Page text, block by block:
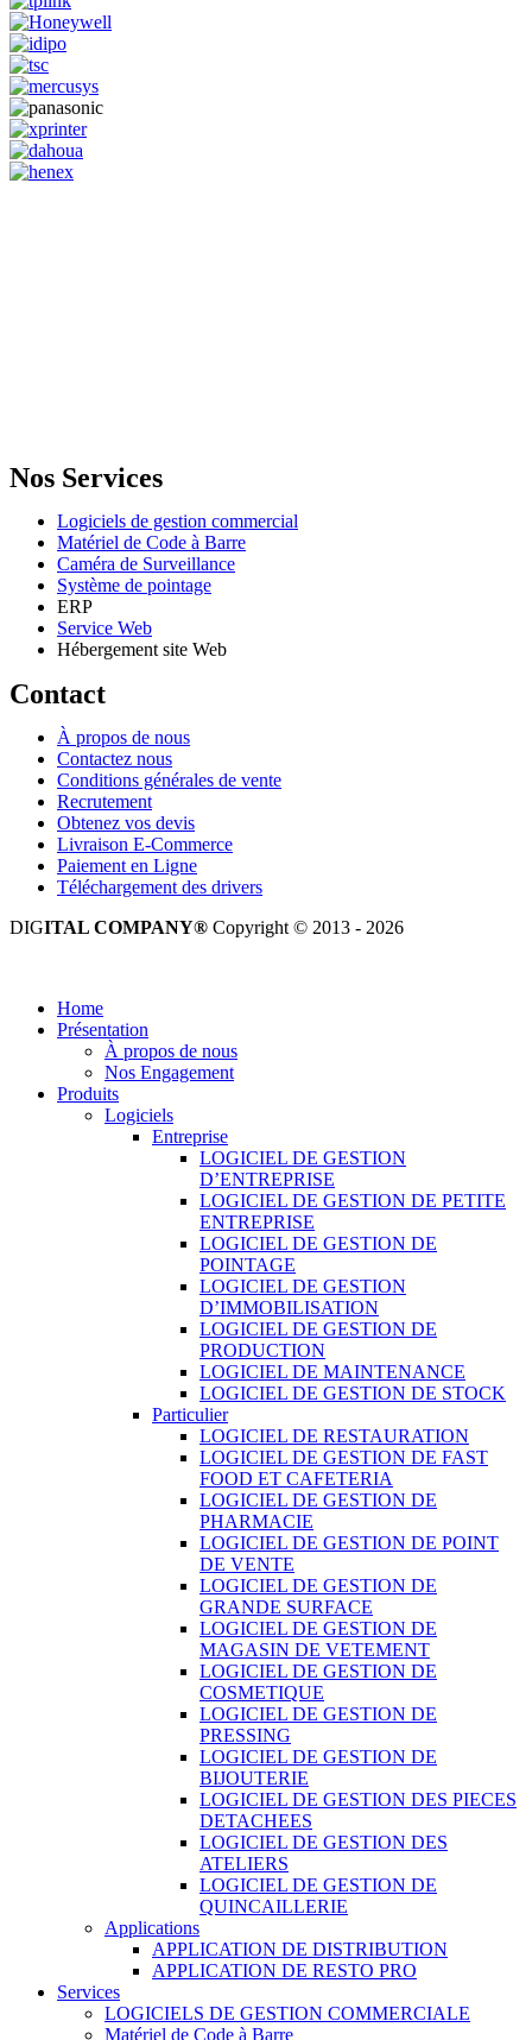
Nos Services
Logiciels de gestion commercial
Matériel de Code à Barre
Caméra de Surveillance
Système de pointage
ERP
Service Web
Hébergement site Web
Contact
À propos de nous
Contactez nous
Conditions générales de vente
Recrutement
Obtenez vos devis
Livraison E-Commerce
Paiement en Ligne
Téléchargement des drivers
DIGITAL COMPANY® Copyright © 2013 - 2026
Home
Présentation
À propos de nous
Nos Engagement
Produits
Logiciels
Entreprise
LOGICIEL DE GESTION
D’ENTREPRISE
LOGICIEL DE GESTION DE PETITE
ENTREPRISE
LOGICIEL DE GESTION DE
POINTAGE
LOGICIEL DE GESTION
D’IMMOBILISATION
LOGICIEL DE GESTION DE
PRODUCTION
LOGICIEL DE MAINTENANCE
LOGICIEL DE GESTION DE STOCK
Particulier
LOGICIEL DE RESTAURATION
LOGICIEL DE GESTION DE FAST
FOOD ET CAFETERIA
LOGICIEL DE GESTION DE
PHARMACIE
LOGICIEL DE GESTION DE POINT
DE VENTE
LOGICIEL DE GESTION DE
GRANDE SURFACE
LOGICIEL DE GESTION DE
MAGASIN DE VETEMENT
LOGICIEL DE GESTION DE
COSMETIQUE
LOGICIEL DE GESTION DE
PRESSING
LOGICIEL DE GESTION DE
BIJOUTERIE
LOGICIEL DE GESTION DES PIECES
DETACHEES
LOGICIEL DE GESTION DES
ATELIERS
LOGICIEL DE GESTION DE
QUINCAILLERIE
Applications
APPLICATION DE DISTRIBUTION
APPLICATION DE RESTO PRO
Services
LOGICIELS DE GESTION COMMERCIALE
Matériel de Code à Barre